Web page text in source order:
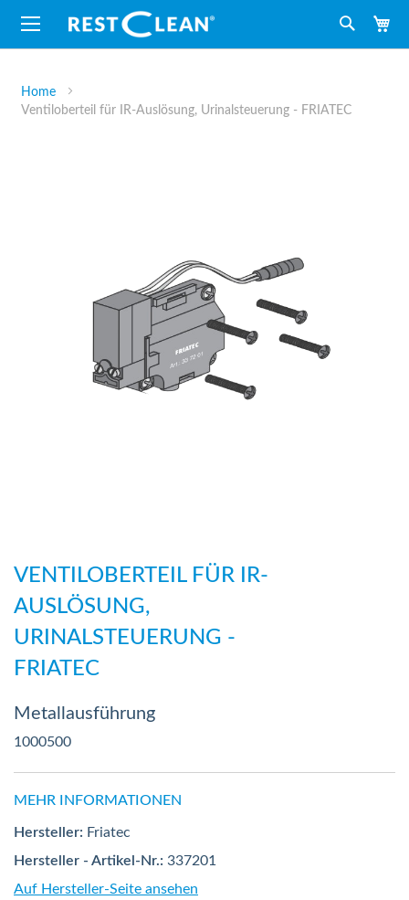
Suche
Home
Ventiloberteil für IR-Auslösung, Urinalsteuerung - FRIATEC
VENTILOBERTEIL FÜR IR-
AUSLÖSUNG,
URINALSTEUERUNG -
FRIATEC
Metallausführung
1000500
MEHR INFORMATIONEN
Hersteller: Friatec
Hersteller - Artikel-Nr.: 337201
Auf Hersteller-Seite ansehen
Anfang
Bildergalerie
springen